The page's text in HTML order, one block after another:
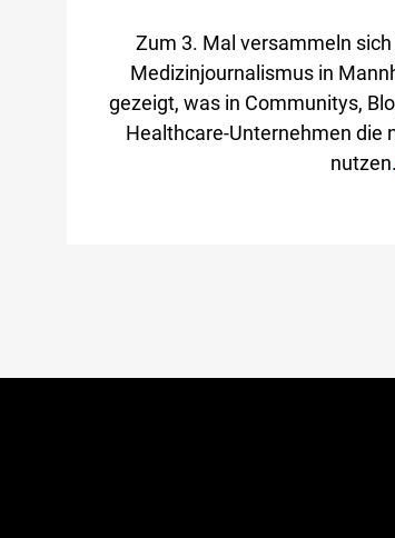
Zum 3. Mal versammeln
Medizinjournalismus in
gezeigt, was in Communitys,
Healthcare-Unternehmen die
nutzen.